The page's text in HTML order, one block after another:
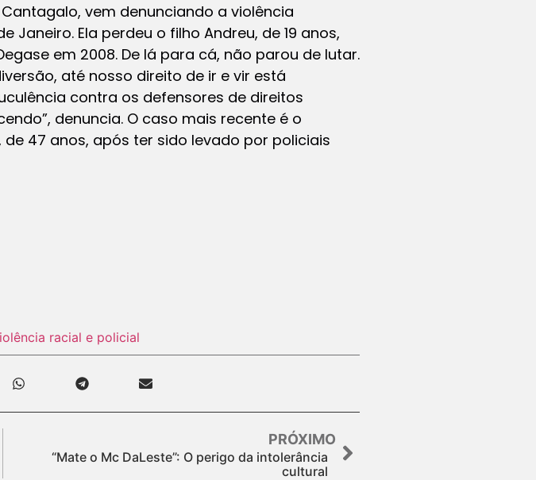
vem denunciando a violência
Janeiro. Ela perdeu o filho Andreu, de 19 anos,
em 2008. De lá para cá, não parou de lutar.
até nosso direito de ir e vir está
contra os defensores de direitos
denuncia. O caso mais recente é o
47 anos, após ter sido levado por policiais
racial e policial
PRÓXIMO
“Mate o Mc DaLeste”: O perigo da intolerância
cultural